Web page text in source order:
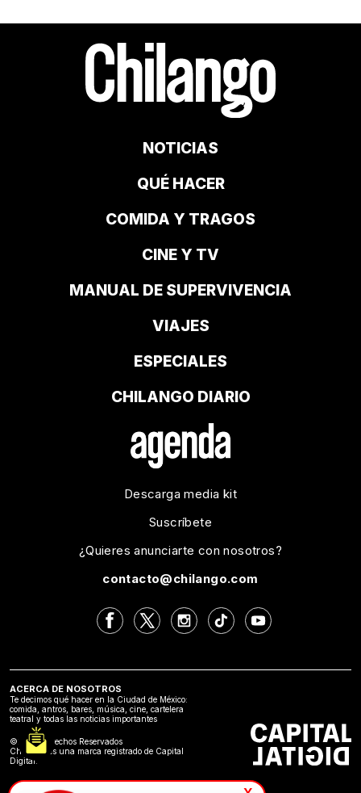
NOTICIAS
QUÉ HACER
COMIDA Y TRAGOS
CINE Y TV
MANUAL DE SUPERVIVENCIA
VIAJES
ESPECIALES
CHILANGO DIARIO
Descarga media kit
Suscríbete
¿Quieres anunciarte con nosotros?
contacto@chilango.com
ACERCA DE NOSOTROS
Te decimos qué hacer en la Ciudad de México:
comida, antros, bares, música, cine, cartelera
teatral y todas las noticias importantes
©2024 Derechos Reservados
Chilango es una marca registrado de Capital
Digital.